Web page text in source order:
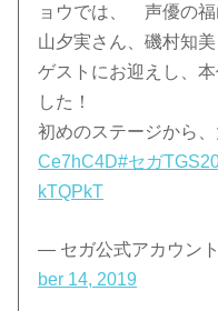
ョウでは、 声優の福
山夕実さん、磯村知
ゲストにお迎えし、
した！
初めのステージから、
Ce7hC4D#セガ
kTQPkT
— セガ公式アカウン
ber 14, 2019